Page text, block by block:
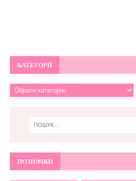
КАТЕГОРІЇ
ПОЗНАЧКИ